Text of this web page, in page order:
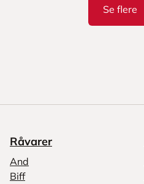
Se flere
Råvarer
And
Biff